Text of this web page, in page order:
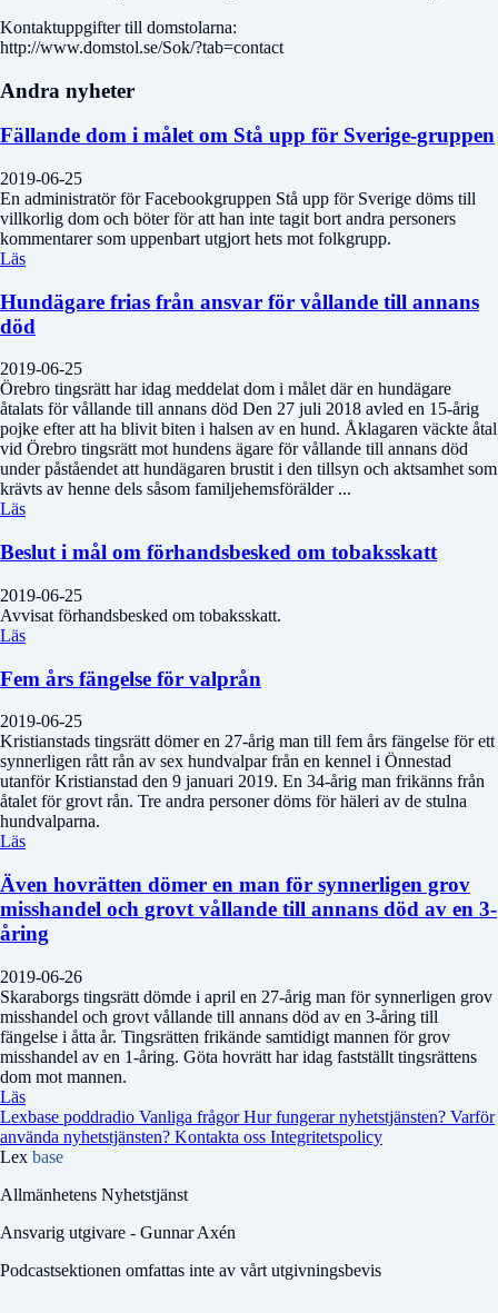
Kontaktuppgifter till domstolarna:
http://www.domstol.se/Sok/?tab=contact
Andra nyheter
Fällande dom i målet om Stå upp för Sverige-gruppen
2019-06-25
En administratör för Facebookgruppen Stå upp för Sverige döms till
villkorlig dom och böter för att han inte tagit bort andra personers
kommentarer som uppenbart utgjort hets mot folkgrupp.
Läs
Hundägare frias från ansvar för vållande till annans
död
2019-06-25
Örebro tingsrätt har idag meddelat dom i målet där en hundägare
åtalats för vållande till annans död Den 27 juli 2018 avled en 15-årig
pojke efter att ha blivit biten i halsen av en hund. Åklagaren väckte åtal
vid Örebro tingsrätt mot hundens ägare för vållande till annans död
under påståendet att hundägaren brustit i den tillsyn och aktsamhet som
krävts av henne dels såsom familjehemsförälder ...
Läs
Beslut i mål om förhandsbesked om tobaksskatt
2019-06-25
Avvisat förhandsbesked om tobaksskatt.
Läs
Fem års fängelse för valprån
2019-06-25
Kristianstads tingsrätt dömer en 27-årig man till fem års fängelse för ett
synnerligen rått rån av sex hundvalpar från en kennel i Önnestad
utanför Kristianstad den 9 januari 2019. En 34-årig man frikänns från
åtalet för grovt rån. Tre andra personer döms för häleri av de stulna
hundvalparna.
Läs
Även hovrätten dömer en man för synnerligen grov
misshandel och grovt vållande till annans död av en 3-
åring
2019-06-26
Skaraborgs tingsrätt dömde i april en 27-årig man för synnerligen grov
misshandel och grovt vållande till annans död av en 3-åring till
fängelse i åtta år. Tingsrätten frikände samtidigt mannen för grov
misshandel av en 1-åring. Göta hovrätt har idag fastställt tingsrättens
dom mot mannen.
Läs
Lexbase poddradio Vanliga frågorHur fungerar nyhetstjänsten? Varför
använda nyhetstjänsten? Kontakta oss Integritetspolicy
Lex base
Allmänhetens Nyhetstjänst
Ansvarig utgivare - Gunnar Axén
Podcastsektionen omfattas inte av vårt utgivningsbevis